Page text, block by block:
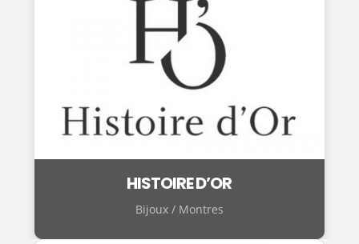
HISTOIRE D’OR
Bijoux / Montres